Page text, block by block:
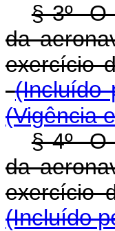
§ 3º O
da
exercício
(Incluído
(Vigência
§ 4º O
da
exercício
(Incluído